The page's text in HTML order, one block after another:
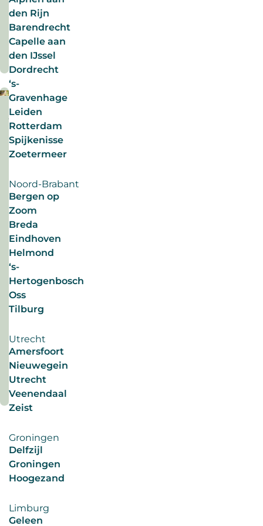
mag
niet?
over
solliciteren
in
de
zomer.
Wat
is
waar
hierover?
De
mythe
de
zomertijd
sollicitatie
ontrafeld.
#ontrafeld
#zomersollicitatie
Lees
meer
juli
2026
duurzaam nieuws
werkweek
voor
duurzamere
inzet
Een
verkorte
driedaagse
werkweek,
lekker
vrij.
Voor
een
droom.
Wat
nou
als
deze
werkweek
structureel
de
norm
Steeds
meer
#duurzamearbeidsmarkt
#werkprivébalans
#toekomstwerk
#korterwerken
Lees
meer
den Rijn
Barendrecht
Capelle aan
den IJssel
Dordrecht
‘s-
Gravenhage
Leiden
Rotterdam
Spijkenisse
Zoetermeer
Noord-Brabant
Bergen op
Zoom
Breda
Eindhoven
Helmond
‘s-
Hertogenbosch
Oss
Tilburg
Utrecht
Amersfoort
Nieuwegein
Utrecht
Veenendaal
Zeist
Groningen
Delfzijl
Groningen
Hoogezand
Limburg
Geleen